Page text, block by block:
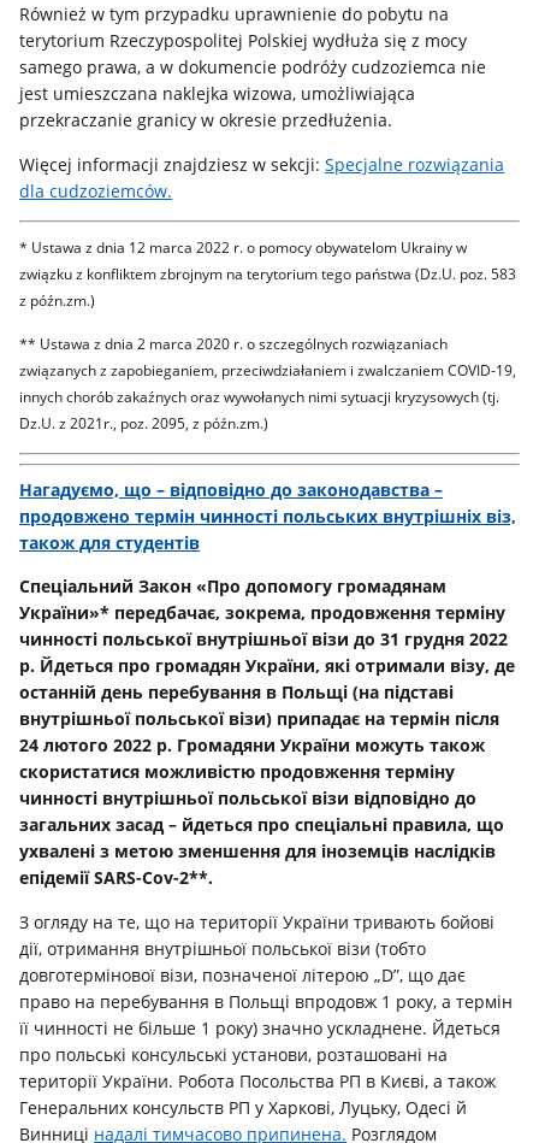
Również w tym przypadku uprawnienie do pobytu na
terytorium Rzeczypospolitej Polskiej wydłuża się z mocy
samego prawa, a w dokumencie podróży cudzoziemca nie
jest umieszczana naklejka wizowa, umożliwiająca
przekraczanie granicy w okresie przedłużenia.
Więcej informacji znajdziesz w sekcji:Specjalne rozwiązania
dla cudzoziemców.
* Ustawa z dnia 12 marca 2022 r. o pomocy obywatelom Ukrainy w
związku z konfliktem zbrojnym na terytorium tego państwa (Dz.U. poz. 583
z późn.zm.)
** Ustawa z dnia 2 marca 2020 r. o szczególnych rozwiązaniach
związanych z zapobieganiem, przeciwdziałaniem i zwalczaniem COVID-19,
innych chorób zakaźnych oraz wywołanych nimi sytuacji kryzysowych (tj.
Dz.U. z 2021r., poz. 2095, z późn.zm.)
Нагадуємо, що – відповідно до законодавства –
продовжено термін чинності польських внутрішніх віз,
також для студентів
Спеціальний Закон «Про допомогу громадянам
України»* передбачає, зокрема, продовження терміну
чинності польської внутрішньої візи до 31 грудня 2022
р. Йдеться про громадян України, які отримали візу, де
останній день перебування в Польщі (на підставі
внутрішньої польської візи) припадає на термін після
24 лютого 2022 р. Громадяни України можуть також
скористатися можливістю продовження терміну
чинності внутрішньої польської візи відповідно до
загальних засад– йдеться про спеціальні правила, що
ухвалені з метою зменшення для іноземців наслідків
епідеміїSARS-Cov-2**.
З огляду на те, що на території України тривають бойові
дії, отримання внутрішньої польської візи (тобто
довготермінової візи, позначеної літерою „D”, що дає
право на перебування в Польщі впродовж 1 року, а термін
її чинності не більше 1 року) значно ускладнене. Йдеться
про польські консульські установи, розташовані на
території України. Робота Посольства РП в Києві, а також
Генеральних консульств РП у Харкові, Луцьку, Одесі й
Винниці надалі тимчасово припинена. Розглядом